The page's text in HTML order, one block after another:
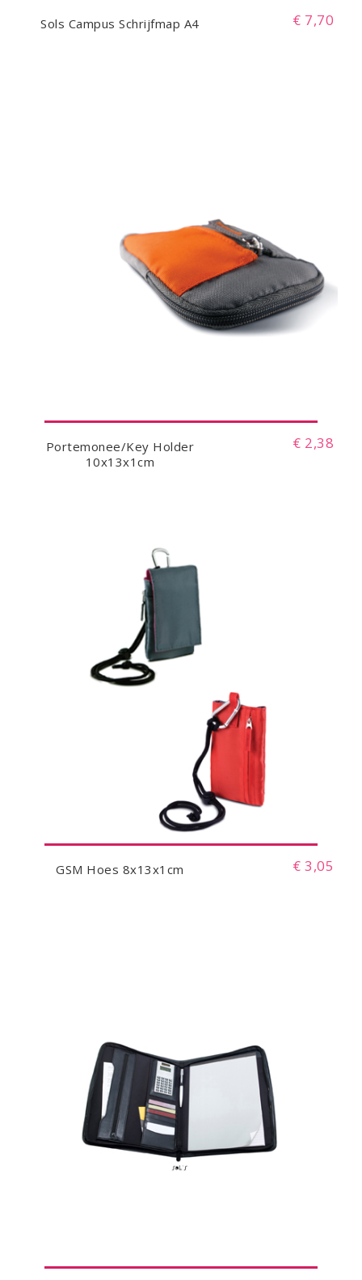
Sols Campus Schrijfmap A4 € 7,70
Portemonee/Key Holder
10x13x1cm
€ 2,38
GSM Hoes 8x13x1cm € 3,05